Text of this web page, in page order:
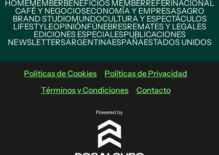
HOMEMEMBERBENEFICIOS MEMBERREFERÍNACIONAL
CAFÉ Y NEGOCIOSECONOMÍA Y EMPRESASAGRO
BRAND STUDIOMUNDOCULTURA Y ESPECTÁCULOS
LIFESTYLEOPINIÓNFÚNEBRESREMATES Y LEGALES
EDICIONES ESPECIALESPUBLICACIONES
NEWSLETTERSARGENTINAESPAÑAESTADOS UNIDOS
Políticas de Cookies
Políticas de Privacidad
Términos y Condiciones
Contacto